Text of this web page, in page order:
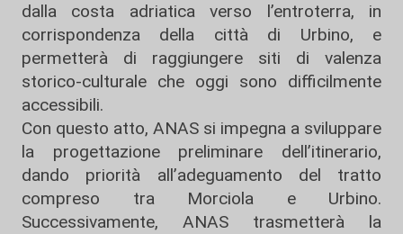
dalla costa adriatica verso l’entroterra, in
corrispondenza della città di Urbino, e
permetterà di raggiungere siti di valenza
storico-culturale che oggi sono difficilmente
accessibili.
​Con questo atto, ANAS si impegna a sviluppare
la progettazione preliminare dell’itinerario,
dando priorità all’adeguamento del tratto
compreso tra Morciola e Urbino.
Successivamente, ANAS trasmetterà la